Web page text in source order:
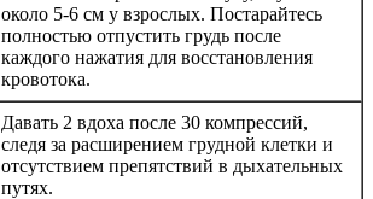
около 5-6 см у взрослых. Постарайтесь
полностью отпустить грудь после
каждого нажатия для восстановления
кровотока.
Давать 2 вдоха после 30 компрессий,
следя за расширением грудной клетки и
отсутствием препятствий в дыхательных
путях.